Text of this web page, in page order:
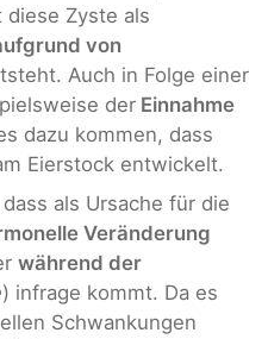
diese Zyste als
von
Auch in Folge einer
der Einnahme
dazu kommen, dass
Eierstock entwickelt.
als Ursache für die
Veränderung
während der
) infrage kommt. Da es
Schwankungen